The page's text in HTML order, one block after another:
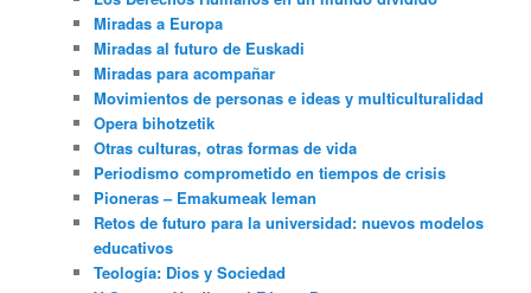
Miradas a Europa
Miradas al futuro de Euskadi
Miradas para acompañar
Movimientos de personas e ideas y multiculturalidad
Opera bihotzetik
Otras culturas, otras formas de vida
Periodismo comprometido en tiempos de crisis
Pioneras – Emakumeak leman
Retos de futuro para la universidad: nuevos modelos
educativos
Teología: Dios y Sociedad